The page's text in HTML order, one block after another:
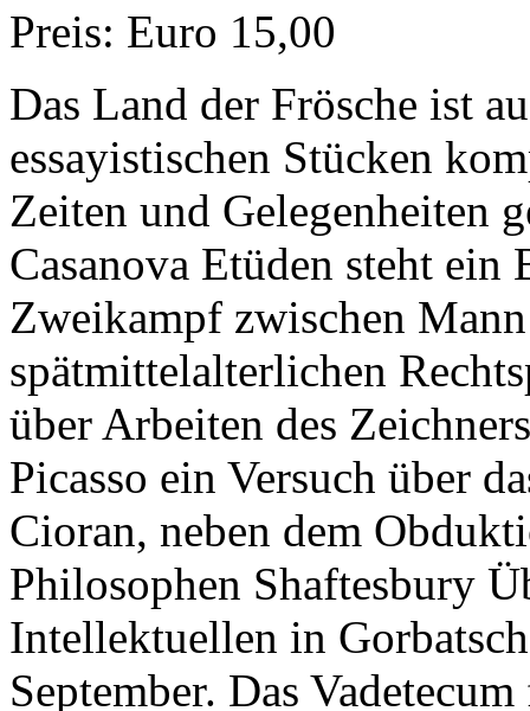
Preis: Euro 15,00
Das Land der Frösche ist
essayistischen Stücken
Zeiten und Gelegenheiten
Casanova Etüden steht
Zweikampf zwischen
spätmittelalterlichen
über Arbeiten des
Picasso ein Versuch über
Cioran, neben dem
Philosophen Shaftesbury
Intellektuellen in
September. Das